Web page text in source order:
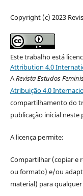
Copyright (c) 2023
Este trabalho está
Attribution 4.0
ARevista Estudos
Atribuição 4.0
compartilhamento do
publicação inicial neste
A licença permite:
Compartilhar (copiar e
ou formato) e/ou
material) para